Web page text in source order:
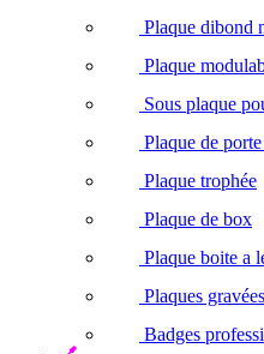
Plaque dibond
Plaque
Sous plaque
Plaque de
Plaque trophée
Plaque de box
Plaque boite a
Plaques
Badges